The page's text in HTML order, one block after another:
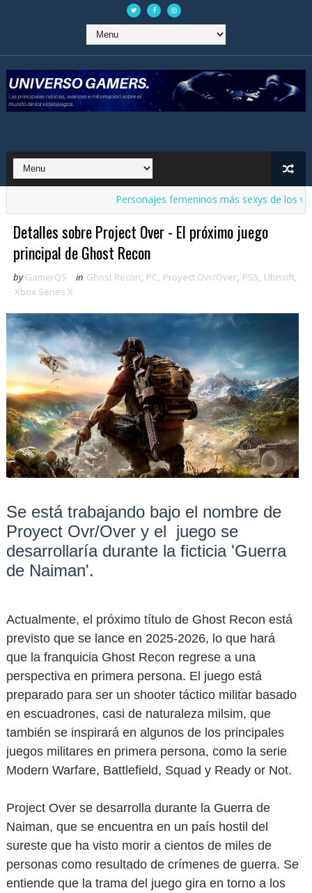
Personajes femeninos más sexys de los
Detalles sobre Project Over - El próximo juego
principal de Ghost Recon
by GamerQS in Ghost Recon, PC, Proyect Ovr/Over, PS5, Ubisoft,
Xbox Series X
Se está trabajando bajo el nombre de
Proyect Ovr/Over y el juego se
desarrollaría durante la ficticia 'Guerra
de Naiman'.
Actualmente, el próximo título de Ghost Recon está
previsto que se lance en 2025-2026, lo que hará
que la franquicia Ghost Recon regrese a una
perspectiva en primera persona. El juego está
preparado para ser un shooter táctico militar basado
en escuadrones, casi de naturaleza milsim, que
también se inspirará en algunos de los principales
juegos militares en primera persona, como la serie
Modern Warfare, Battlefield, Squad y Ready or Not.
Project Over se desarrolla durante la Guerra de
Naiman, que se encuentra en un país hostil del
sureste que ha visto morir a cientos de miles de
personas como resultado de crímenes de guerra. Se
entiende que la trama del juego gira en torno a los